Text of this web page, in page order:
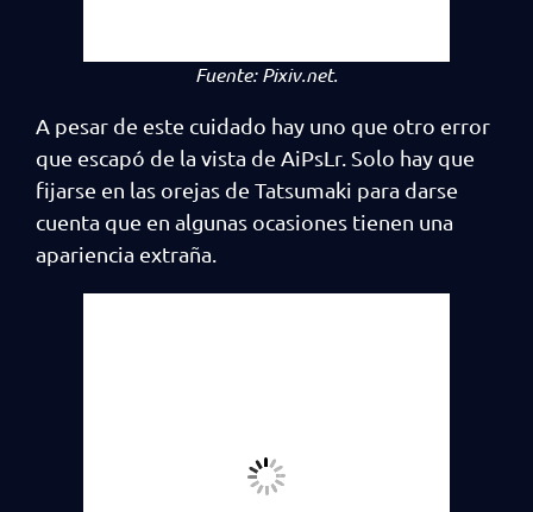
Fuente:Pixiv.net.
A pesar de este cuidado hay uno que otro error
que escapó de la vista de AiPsLr. Solo hay que
fijarse en las orejas de Tatsumaki para darse
cuenta que en algunas ocasiones tienen una
apariencia extraña.